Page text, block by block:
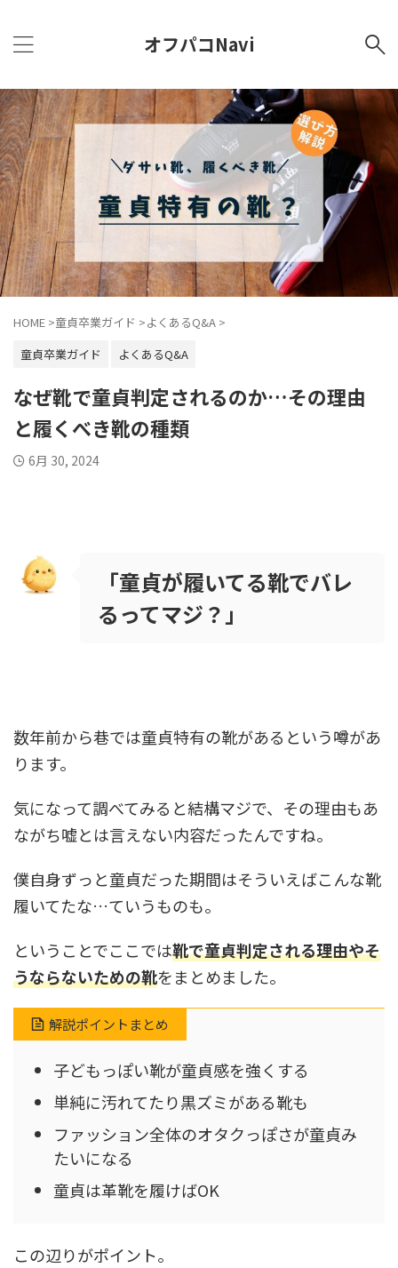
オフパコNavi
HOME >童貞卒業ガイド >よくあるQ&A >
童貞卒業ガイド
よくあるQ&A
なぜ靴で童貞判定されるのか…その理由
と履くべき靴の種類
6月 30, 2024
「童貞が履いてる靴でバレ
るってマジ？」
数年前から巷では童貞特有の靴があるという噂があ
ります。
気になって調べてみると結構マジで、その理由もあ
ながち嘘とは言えない内容だったんですね。
僕自身ずっと童貞だった期間はそういえばこんな靴
履いてたな…ていうものも。
ということでここでは靴で童貞判定される理由やそ
うならないための靴をまとめました。
解説ポイントまとめ
子どもっぽい靴が童貞感を強くする
単純に汚れてたり黒ズミがある靴も
ファッション全体のオタクっぽさが童貞み
たいになる
童貞は革靴を履けばOK
この辺りがポイント。